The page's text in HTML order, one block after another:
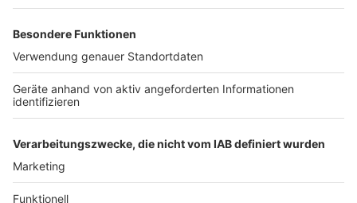
Jahren verloren, die in den Lehrberuf eingestiegen
sind." Der Landessportbund NRW konnte vor kurzem
Landesregierung eine Zielvereinbarung schließen,
wodurch Trainerinnen und Trainer nun auch einen
Tarifvertrag erhalten.
Autoren: Catharina Velten & Werner Baumann
Anzeige